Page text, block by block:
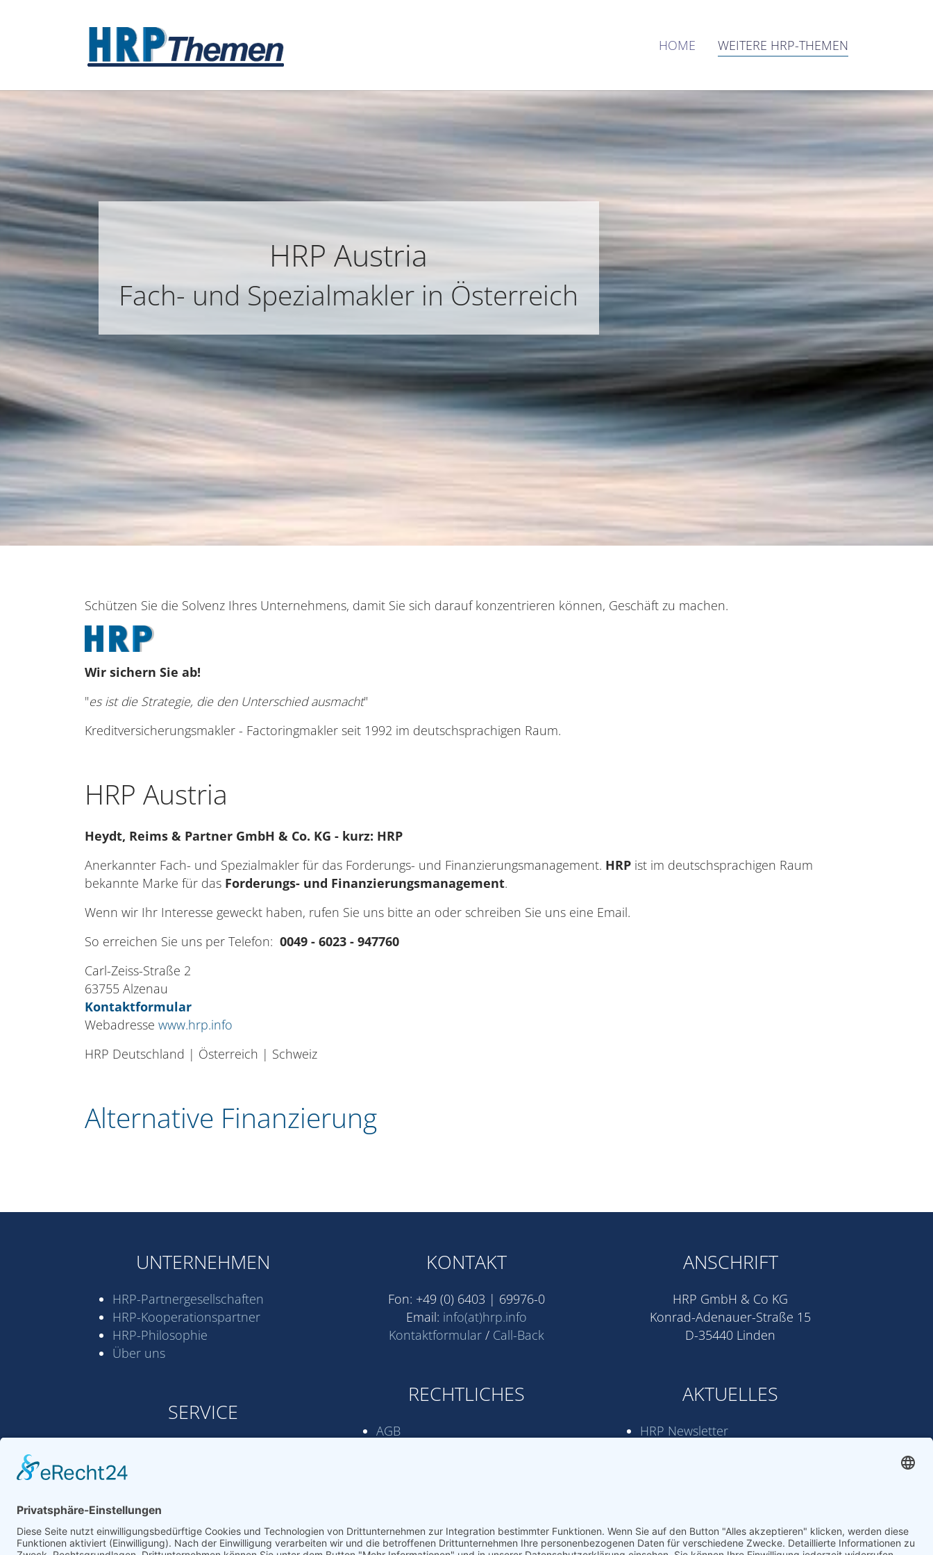
Zum Hauptinhalt springen
HOME WEITERE HRP-THEMEN
HRP Austria
Fach- und Spezialmakler in Österreich
Schützen Sie die Solvenz Ihres Unternehmens, damit Sie sich darauf konzentrieren können, Geschäft zu machen.
Wir sichern Sie ab!
"es ist die Strategie, die den Unterschied ausmacht"
Kreditversicherungsmakler - Factoringmakler seit 1992 im deutschsprachigen Raum.
HRP Austria
Heydt, Reims & Partner GmbH & Co. KG - kurz: HRP
Anerkannter Fach- und Spezialmakler für das Forderungs- und Finanzierungsmanagement. HRP ist im deutschsprachigen Raum
bekannte Marke für das Forderungs- und Finanzierungsmanagement.
Wenn wir Ihr Interesse geweckt haben, rufen Sie uns bitte an oder schreiben Sie uns eine Email.
So erreichen Sie uns per Telefon: 0049 - 6023 - 947760
Carl-Zeiss-Straße 2
63755 Alzenau
Kontaktformular
Webadresse www.hrp.info
HRP Deutschland | Österreich | Schweiz
Alternative Finanzierung
UNTERNEHMEN
HRP-Partner­gesell­schaften
HRP-Kooperations­partner
HRP-Philosophie
Über uns
SERVICE
Links
Erklärvideos
KONTAKT
Fon: +49 (0) 6403 | 69976-0
Email: info(at)hrp.info
Kontaktformular / Call-Back
RECHTLICHES
AGB
ANSCHRIFT
HRP GmbH & Co KG
Konrad-Adenauer-Straße 15
D-35440 Linden
AKTUELLES
HRP Newsletter